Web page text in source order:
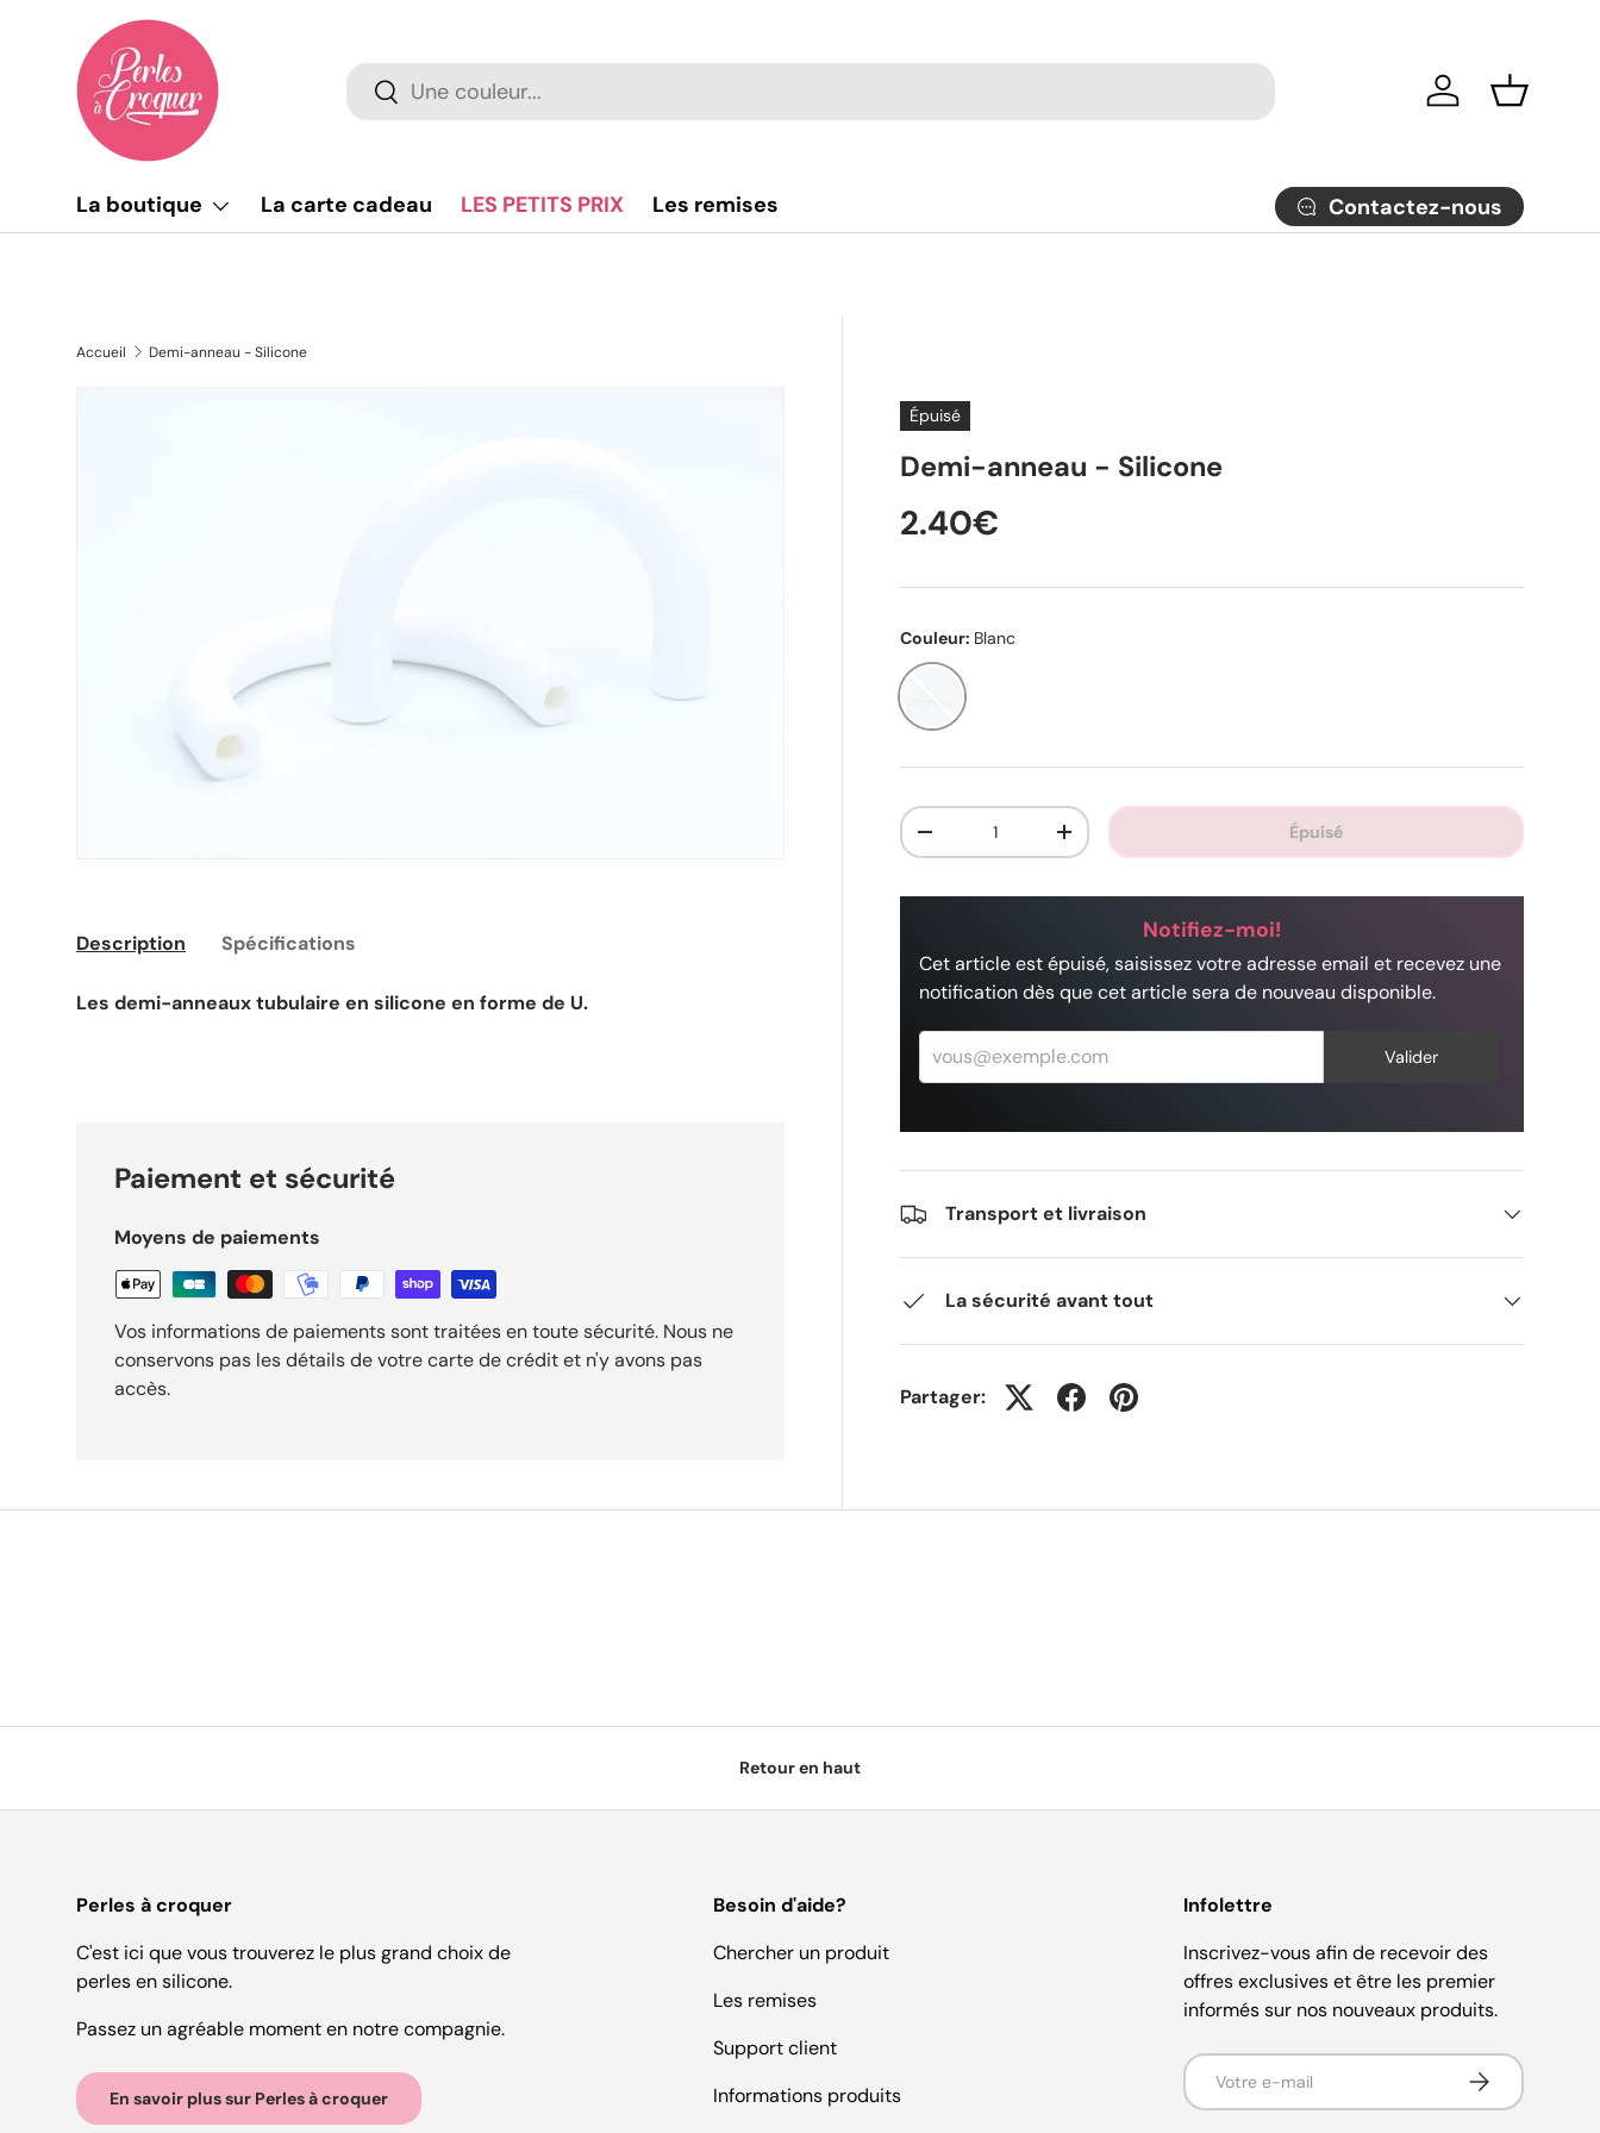
Aller au contenu
Recherche
Rechercher Se connecter
Panier
La boutique La carte cadeau LES PETITS PRIX Les remises Contactez-nous
Accueil Demi-anneau - Silicone
Épuisé
Demi-anneau - Silicone
2.40€
Couleur: Blanc
Blanc
Qté
-
+ Épuisé
Notifiez-moi!
Cet article est épuisé, saisissez votre adresse email et recevez une
notification dès que cet article sera de nouveau disponible.
vous@exemple.com
Valider
Transport et livraison
La sécurité avant tout
Partager:
Description Spécifications
Les demi-anneaux tubulaire en silicone en forme de U.
Paiement et sécurité
Moyens de paiements
Vos informations de paiements sont traitées en toute sécurité. Nous ne
conservons pas les détails de votre carte de crédit et n'y avons pas
accès.
Retour en haut
Perles à croquer
C'est ici que vous trouverez le plus grand choix de
perles en silicone.
Passez un agréable moment en notre compagnie.
En savoir plus sur Perles à croquer
Besoin d'aide?
Chercher un produit
Les remises
Support client
Informations produits
Infolettre
Inscrivez-vous afin de recevoir des
offres exclusives et être les premier
informés sur nos nouveaux produits.
E-mail S’inscrire